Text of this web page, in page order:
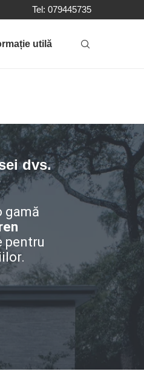
Tel: 079445735
utilă
dvs.
gamă
pentru